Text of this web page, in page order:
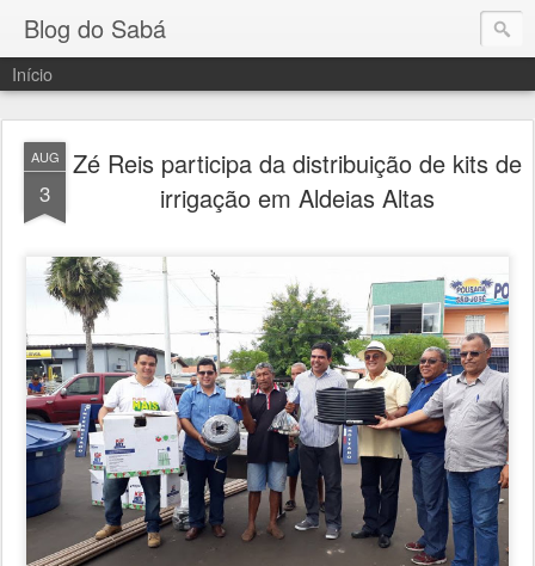
Blog do Sabá
Início
AUG
3
Zé Reis participa da distribuição de kits de
irrigação em Aldeias Altas